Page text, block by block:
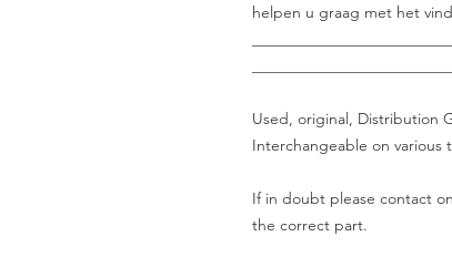
helpen u graag met het
Used, original, Distribution
Interchangeable on various
If in doubt please contact
the correct part.